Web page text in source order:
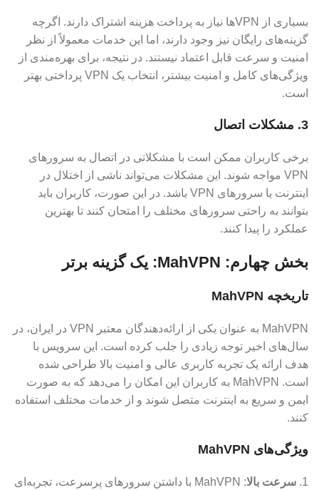
بسیاری از VPN‌ها نیاز به پرداخت هزینه اشتراک دارند. اگرچه
گزینه‌های رایگان نیز وجود دارند، اما این خدمات معمولاً از نظر
امنیت و سرعت قابل اعتماد نیستند. در نتیجه، برای بهره‌مندی از
ویژگی‌های کامل و امنیت بیشتر، انتخاب یک VPN پرداختی بهتر
است.
3. مشکلات اتصال
برخی کاربران ممکن است با مشکلاتی در اتصال به سرورهای
VPN مواجه شوند. این مشکلات می‌تواند ناشی از اختلال در
اینترنت یا سرورهای VPN باشد. در این صورت، کاربران باید
بتوانند به راحتی سرورهای مختلف را امتحان کنند تا بهترین
عملکرد را پیدا کنند.
بخش چهارم: MahVPN: یک گزینه برتر
تاریخچه MahVPN
MahVPN به عنوان یکی از ارائه‌دهندگان معتبر VPN در ایران، در
سال‌های اخیر توجه زیادی را جلب کرده است. این سرویس با
هدف ارائه یک تجربه کاربری عالی و امنیت بالا طراحی شده
است. MahVPN به کاربران این امکان را می‌دهد که به صورت
ایمن و سریع به اینترنت متصل شوند و از خدمات مختلف استفاده
کنند.
ویژگی‌های MahVPN
سرعت بالا
: MahVPN با داشتن سرورهای پرسرعت، تجربه‌ای